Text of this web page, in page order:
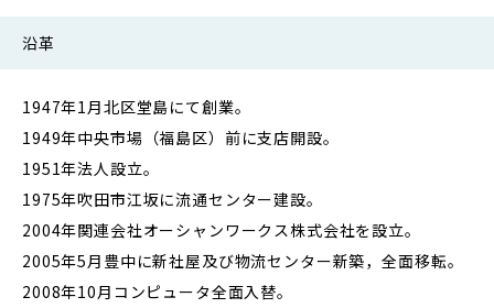
沿革
1947年1月北区堂島にて創業。
1949年中央市場（福島区）前に支店開設。
1951年法人設立。
1975年吹田市江坂に流通センター建設。
2004年関連会社オーシャンワークス株式会社を設立。
2005年5月豊中に新社屋及び物流センター新築，全面移転。
2008年10月コンピュータ全面入替。